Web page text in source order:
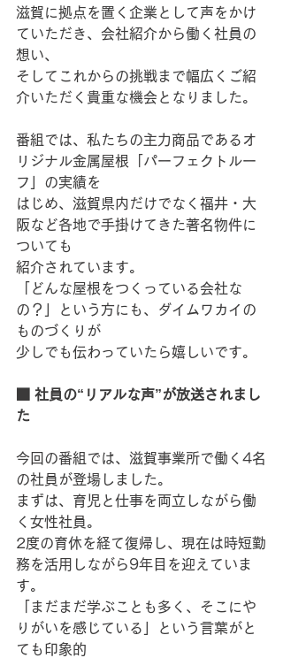
滋賀に拠点を置く企業として声をかけ
ていただき、会社紹介から働く社員の
想い、
そしてこれからの挑戦まで幅広くご紹
介いただく貴重な機会となりました。
番組では、私たちの主力商品であるオ
リジナル金属屋根「パーフェクトルー
フ」の実績を
はじめ、滋賀県内だけでなく福井・大
阪など各地で手掛けてきた著名物件に
ついても
紹介されています。
「どんな屋根をつくっている会社な
の？」という方にも、ダイムワカイの
ものづくりが
少しでも伝わっていたら嬉しいです。
■ 社員の“リアルな声”が放送されまし
た
今回の番組では、滋賀事業所で働く4名
の社員が登場しました。
まずは、育児と仕事を両立しながら働
く女性社員。
2度の育休を経て復帰し、現在は時短勤
務を活用しながら9年目を迎えていま
す。
「まだまだ学ぶことも多く、そこにや
りがいを感じている」という言葉がと
ても印象的